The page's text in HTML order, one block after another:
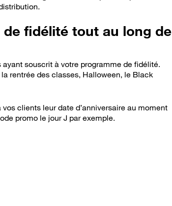
fidélité tout au long de
souscrit à votre programme de fidélité.
rentrée des classes, Halloween, le Black
clients leur date d’anniversaire au moment
promo le jour J par exemple.